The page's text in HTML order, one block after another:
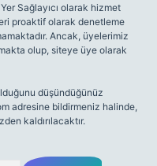
Sağlayıcı olarak hizmet
proaktif olarak denetleme
Ancak, üyelerimiz
olup, siteye üye olarak
düşündüğünüz
adresine bildirmeniz halinde,
kaldırılacaktır.